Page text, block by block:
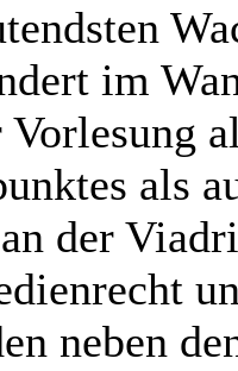
im
Vorlesung
als
der
neben